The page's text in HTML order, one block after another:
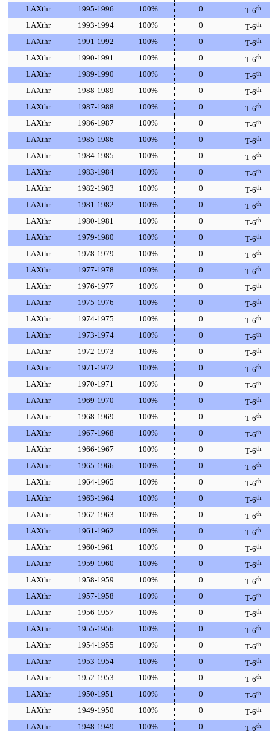
LAXthr 1995-1996 100% 0 T-6th
LAXthr 1993-1994 100% 0 T-6th
LAXthr 1991-1992 100% 0 T-6th
LAXthr 1990-1991 100% 0 T-6th
LAXthr 1989-1990 100% 0 T-6th
LAXthr 1988-1989 100% 0 T-6th
LAXthr 1987-1988 100% 0 T-6th
LAXthr 1986-1987 100% 0 T-6th
LAXthr 1985-1986 100% 0 T-6th
LAXthr 1984-1985 100% 0 T-6th
LAXthr 1983-1984 100% 0 T-6th
LAXthr 1982-1983 100% 0 T-6th
LAXthr 1981-1982 100% 0 T-6th
LAXthr 1980-1981 100% 0 T-6th
LAXthr 1979-1980 100% 0 T-6th
LAXthr 1978-1979 100% 0 T-6th
LAXthr 1977-1978 100% 0 T-6th
LAXthr 1976-1977 100% 0 T-6th
LAXthr 1975-1976 100% 0 T-6th
LAXthr 1974-1975 100% 0 T-6th
LAXthr 1973-1974 100% 0 T-6th
LAXthr 1972-1973 100% 0 T-6th
LAXthr 1971-1972 100% 0 T-6th
LAXthr 1970-1971 100% 0 T-6th
LAXthr 1969-1970 100% 0 T-6th
LAXthr 1968-1969 100% 0 T-6th
LAXthr 1967-1968 100% 0 T-6th
LAXthr 1966-1967 100% 0 T-6th
LAXthr 1965-1966 100% 0 T-6th
LAXthr 1964-1965 100% 0 T-6th
LAXthr 1963-1964 100% 0 T-6th
LAXthr 1962-1963 100% 0 T-6th
LAXthr 1961-1962 100% 0 T-6th
LAXthr 1960-1961 100% 0 T-6th
LAXthr 1959-1960 100% 0 T-6th
LAXthr 1958-1959 100% 0 T-6th
LAXthr 1957-1958 100% 0 T-6th
LAXthr 1956-1957 100% 0 T-6th
LAXthr 1955-1956 100% 0 T-6th
LAXthr 1954-1955 100% 0 T-6th
LAXthr 1953-1954 100% 0 T-6th
LAXthr 1952-1953 100% 0 T-6th
LAXthr 1950-1951 100% 0 T-6th
LAXthr 1949-1950 100% 0 T-6th
LAXthr 1948-1949 100% 0 T-6th